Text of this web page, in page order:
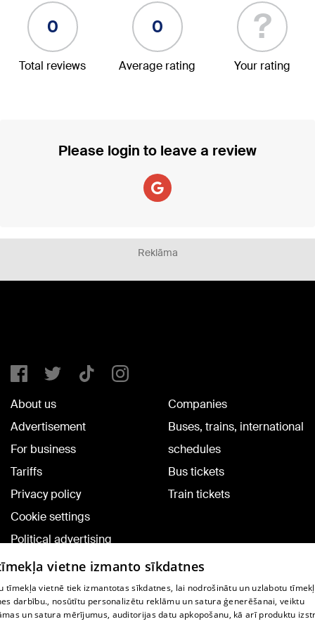
0
Total reviews
0
Average rating
?
Your rating
Please login to leave a review
Reklāma
About us
Advertisement
For business
Tariffs
Privacy policy
Cookie settings
Political advertising
Cookie policy
Commenting terms
Companies
Buses, trains, international
schedules
Bus tickets
Train tickets
TV program
vietne izmanto sīkdatnes
tīmekļa vietnē tiek izmantotas sīkdatnes, lai nodrošinātu un uzlabotu
darbību., nosūtītu personalizētu reklāmu un satura ģenerēšanai, veiktu
un satura mērījumus, auditorijas datu apkopošanu, kā arī produktu